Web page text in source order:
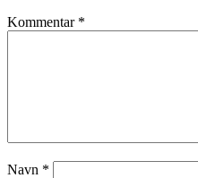
Kommentar *
Navn *